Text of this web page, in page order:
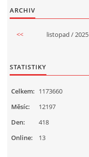
ARCHIV
<< listopad / 2025
STATISTIKY
Online: 13
Celkem: 1173660
Měsíc:
12197
Den:
418